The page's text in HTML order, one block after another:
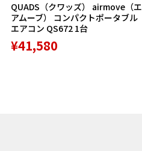
QUADS（クワッズ） airmove（エ
アムーブ） コンパクトポータブル
エアコン QS672 1台
¥41,580